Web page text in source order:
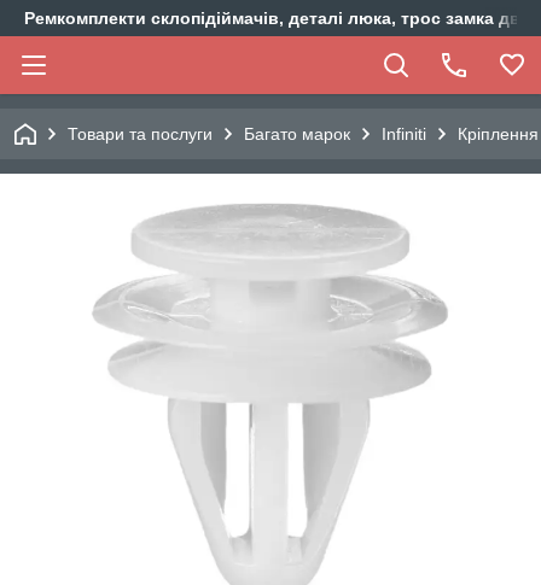
Ремкомплекти склопідіймачів, деталі люка, трос замка
Товари та послуги Багато марок Infiniti